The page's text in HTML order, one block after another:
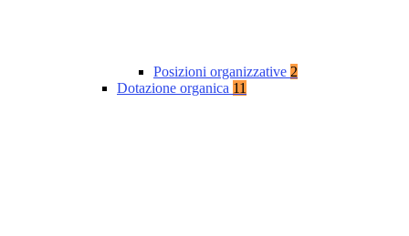
Posizioni organizzative 2
Dotazione organica 11